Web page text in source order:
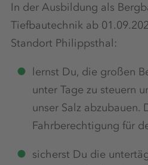
In der Ausbildung als
Tiefbautechnik ab
Standort Philippsthal:
lernst Du, die großen
unter Tage zu steuern
unser Salz abzubauen.
Fahrberechtigung für
sicherst Du die